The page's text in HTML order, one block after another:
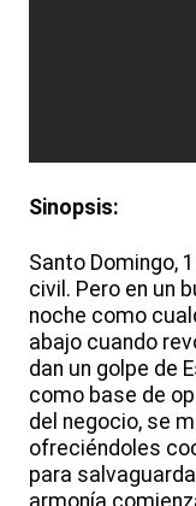
Sinopsis:
Santo Domingo,
civil. Pero en un
noche como
abajo cuando
dan un golpe de
como base de
del negocio, se
ofreciéndoles
para
armonía